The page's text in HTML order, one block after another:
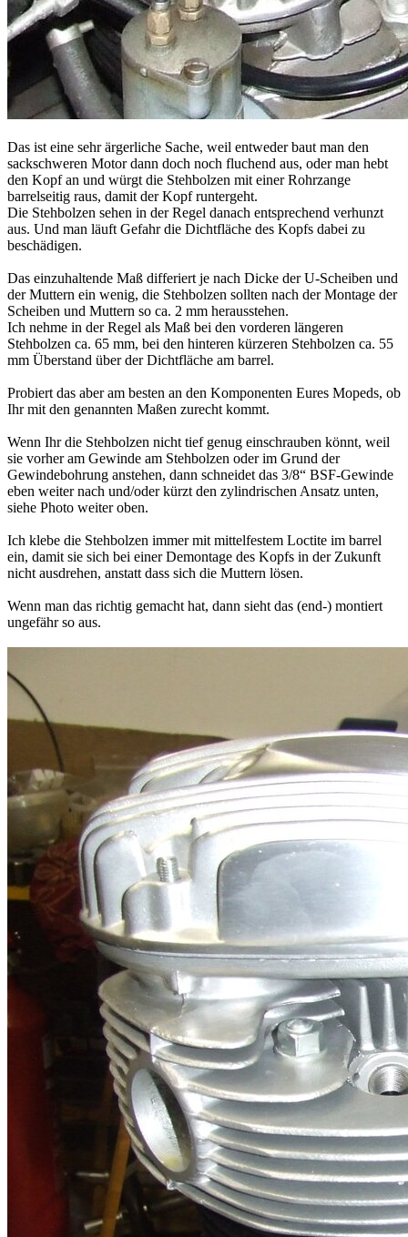
Das ist eine sehr ärgerliche Sache, weil entweder baut man den
sackschweren Motor dann doch noch fluchend aus, oder man hebt
den Kopf an und würgt die Stehbolzen mit einer Rohrzange
barrelseitig raus, damit der Kopf runtergeht.
Die Stehbolzen sehen in der Regel danach entsprechend verhunzt
aus. Und man läuft Gefahr die Dichtfläche des Kopfs dabei zu
beschädigen.
Das einzuhaltende Maß differiert je nach Dicke der U-Scheiben und
der Muttern ein wenig, die Stehbolzen sollten nach der Montage der
Scheiben und Muttern so ca. 2 mm herausstehen.
Ich nehme in der Regel als Maß bei den vorderen längeren
Stehbolzen ca. 65 mm, bei den hinteren kürzeren Stehbolzen ca. 55
mm Überstand über der Dichtfläche am barrel.
Probiert das aber am besten an den Komponenten Eures Mopeds, ob
Ihr mit den genannten Maßen zurecht kommt.
Wenn Ihr die Stehbolzen nicht tief genug einschrauben könnt, weil
sie vorher am Gewinde am Stehbolzen oder im Grund der
Gewindebohrung anstehen, dann schneidet das 3/8“ BSF-Gewinde
eben weiter nach und/oder kürzt den zylindrischen Ansatz unten,
siehe Photo weiter oben.
Ich klebe die Stehbolzen immer mit mittelfestem Loctite im barrel
ein, damit sie sich bei einer Demontage des Kopfs in der Zukunft
nicht ausdrehen, anstatt dass sich die Muttern lösen.
Wenn man das richtig gemacht hat, dann sieht das (end-) montiert
ungefähr so aus.